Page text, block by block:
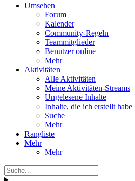
Umsehen
Forum
Kalender
Community-Regeln
Teammitglieder
Benutzer online
Mehr
Aktivitäten
Alle Aktivitäten
Meine Aktivitäten-Streams
Ungelesene Inhalte
Inhalte, die ich erstellt habe
Suche
Mehr
Rangliste
Mehr
Mehr